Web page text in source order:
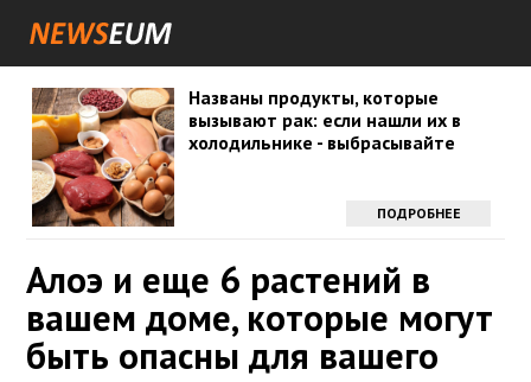
Названы продукты, которые
вызывают рак: если нашли их в
холодильнике - выбрасывайте
ПОДРОБНЕЕ
Алоэ и еще 6 растений в
вашем доме, которые могут
быть опасны для вашего